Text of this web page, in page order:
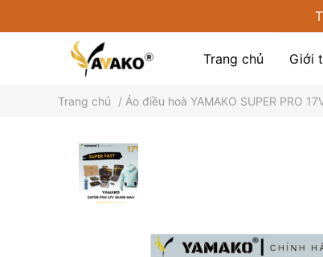
Trang chủ Giới
Trang chủ / Áo điều hoà YAMAKO SUPER PRO